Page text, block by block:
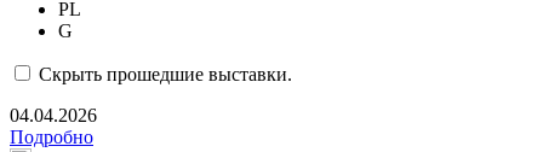
PL
G
Скрыть прошедшие выставки.
04.04.2026
Подробно